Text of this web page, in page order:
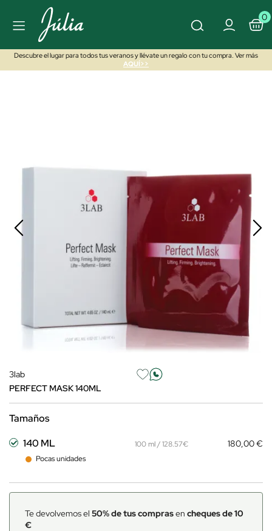
0
Descubre el lugar para todos tus veranos y llévate un regalo con tu compra. Ver más
AQUÍ>>
3lab
PERFECT MASK 140ML
Tamaños
140 ML
Pocas unidades
100 ml / 128.57€ 180,00 €
Te devolvemos el 50% de tus comprasen cheques de 10
€